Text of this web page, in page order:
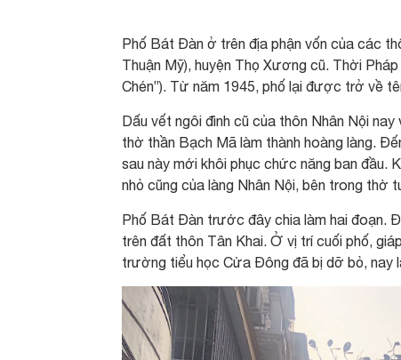
Phố Bát Đàn ở trên địa phận vốn của các
Thuận Mỹ), huyện Thọ Xương cũ. Thời
Chén”). Từ năm 1945, phố lại được trở về
Dấu vết ngôi đình cũ của thôn Nhân Nội
thờ thần Bạch Mã làm thành hoàng làng.
sau này mới khôi phục chức năng ban đầu.
nhỏ cũng của làng Nhân Nội, bên trong thờ
Phố Bát Đàn trước đây chia làm hai đoạn.
trên đất thôn Tân Khai. Ở vị trí cuối phố,
trường tiểu học Cửa Đông đã bị dỡ bỏ, nay